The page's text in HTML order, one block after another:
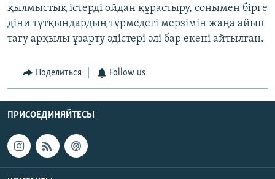
қылмыстық істерді ойдан құрастыру, сонымен бірге
діни тұтқындардың түрмедегі мерзімін жаңа айып
тағу арқылы ұзарту әдістері әлі бар екені айтылған.
Поделиться Follow us
ПРИСОЕДИНЯЙТЕСЬ!